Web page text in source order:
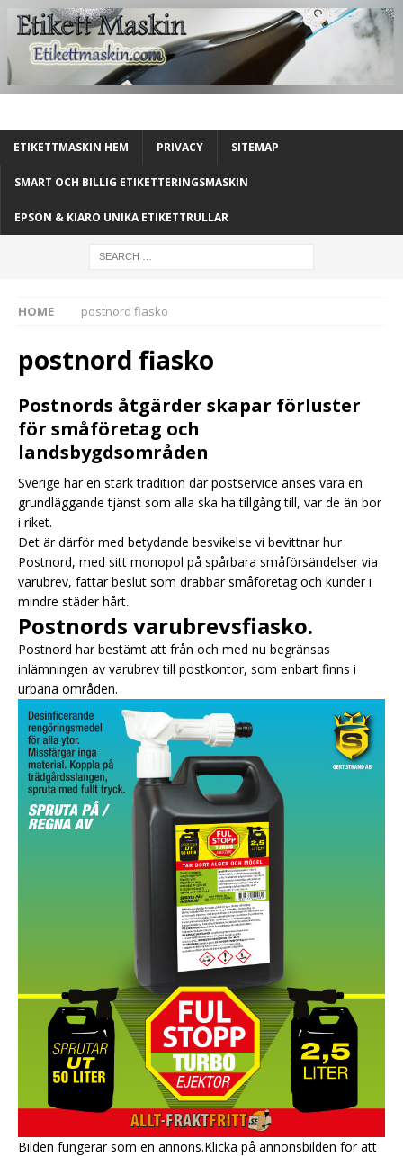
ETIKETTMASKIN HEM PRIVACY SITEMAP
SMART OCH BILLIG ETIKETTERINGSMASKIN
EPSON & KIARO UNIKA ETIKETTRULLAR
HOME postnord fiasko
postnord fiasko
Postnords åtgärder skapar förluster
för småföretag och
landsbygdsområden
Sverige har en stark tradition där postservice anses vara en
grundläggande tjänst som alla ska ha tillgång till, var de än bor
i riket.
Det är därför med betydande besvikelse vi bevittnar hur
Postnord, med sitt monopol på spårbara småförsändelser via
varubrev, fattar beslut som drabbar småföretag och kunder i
mindre städer hårt.
Postnords varubrevsfiasko.
Postnord har bestämt att från och med nu begränsas
inlämningen av varubrev till postkontor, som enbart finns i
urbana områden.
Bilden fungerar som en annons.Klicka på annonsbilden för att